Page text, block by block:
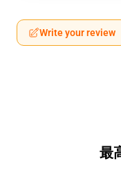
Write your review
最